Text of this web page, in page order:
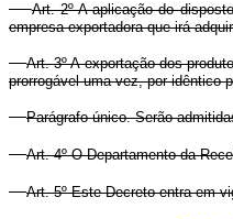
Art. 2º A aplicação do
empresa exportadora que irá
Art. 3º A exportação dos
prorrogável uma vez, por idêntico
Parágrafo único. Serão
Art. 4º O Departamento da
Art. 5º Este Decreto entra em